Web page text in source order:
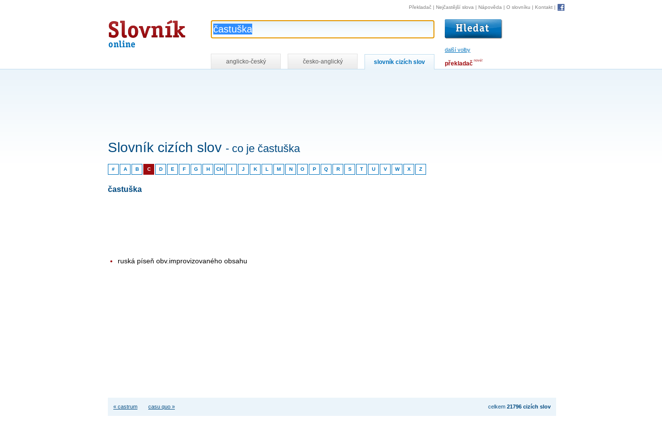
Slovník
online
další volby
Překladač | Nejčastější slova | Nápověda | O slovníku | Kontakt |
anglicko-český česko-anglický slovník cizích slov překladač nové!
Slovník cizích slov - co je častuška
# A B C D E F G H CH I J K L M N O P Q R S T U V W X Z
častuška
ruská píseň obv.improvizovaného obsahu
celkem 21796 cizích slov
« castrum casu quo »